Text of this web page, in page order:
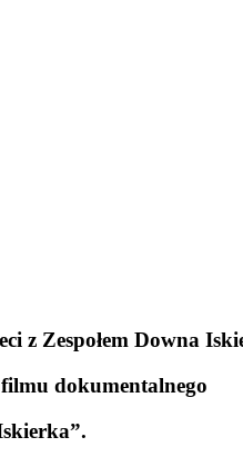
z Zespołem Downa
dokumentalnego